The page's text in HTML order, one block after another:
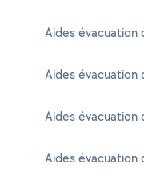
Aides évacuation
Aides évacuation
Aides évacuation
Aides évacuation